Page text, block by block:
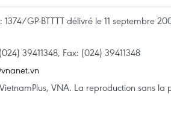
1374/GP-BTTTT délivré le 11 septembre
39411348, Fax: (024) 39411348
VNA. La reproduction sans la